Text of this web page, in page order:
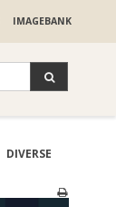
IMAGEBANK
DIVERSE